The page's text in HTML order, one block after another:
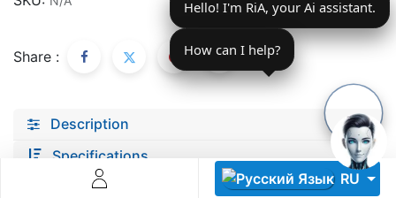
RU
Share :
Description
Specifications
Monitorizare în timp real și analiză date
Conectează roboți, software și servicii într-o singură
Scalabil de la 1 robot la zeci de unități
Hello! I'm RiA, your Ai assistant.
How can I help?